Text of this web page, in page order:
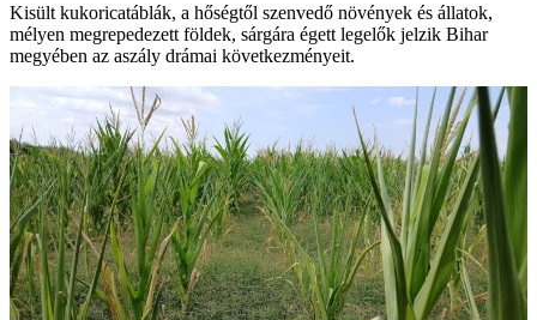
Kisült kukoricatáblák, a hőségtől szenvedő növények és állatok,
mélyen megrepedezett földek, sárgára égett legelők jelzik Bihar
megyében az aszály drámai következményeit.